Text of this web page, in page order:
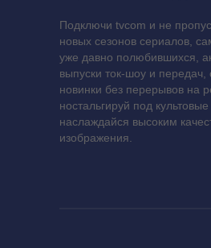
Подключи tvcom и не
новых сезонов сериалов,
уже давно полюбившихся,
выпуски ток-шоу и передач,
новинки без перерывов на
ностальгируй под
наслаждайся высоким
изображения.